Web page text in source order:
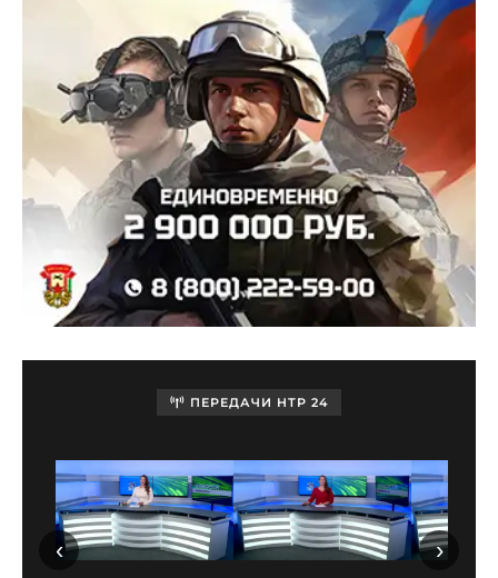
ПЕРЕДАЧИ НТР 24
‹ ›